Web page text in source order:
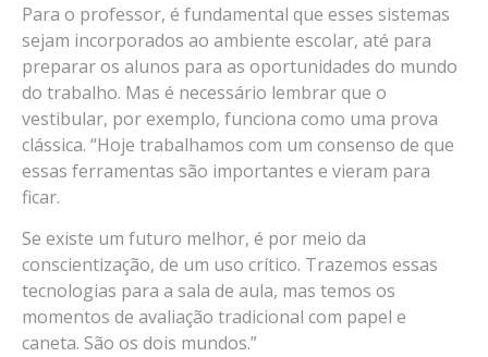
Para o professor, é fundamental que esses sistemas
sejam incorporados ao ambiente escolar, até para
preparar os alunos para as oportunidades do mundo
do trabalho. Mas é necessário lembrar que o
vestibular, por exemplo, funciona como uma prova
clássica. “Hoje trabalhamos com um consenso de que
essas ferramentas são importantes e vieram para
ficar.
Se existe um futuro melhor, é por meio da
conscientização, de um uso crítico. Trazemos essas
tecnologias para a sala de aula, mas temos os
momentos de avaliação tradicional com papel e
caneta. São os dois mundos.”